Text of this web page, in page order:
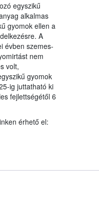
egyszikű
alkalmas
gyomok ellen a
A
évben szemes-
nem
volt,
gyomok
ig juttatható ki
fejlettségétől 6
érhető el: